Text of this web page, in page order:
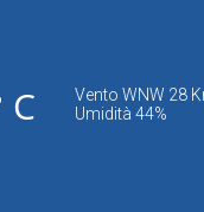
C
Vento WNW 28
Umidità 44%